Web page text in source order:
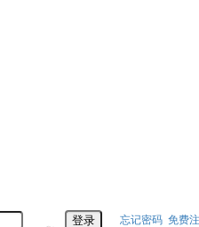
忘记密码 免费